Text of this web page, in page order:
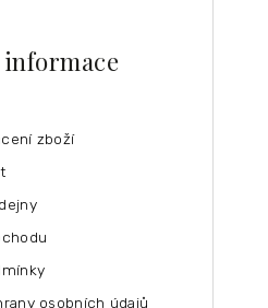
zboží
osobních údajů